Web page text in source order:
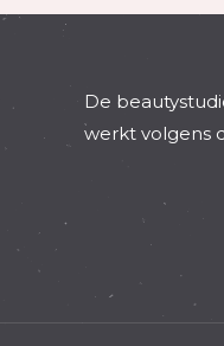
De
werkt volgens